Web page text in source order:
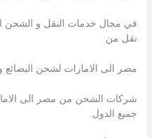
في مجال خدمات النقل و
نقل من
مصر الى الامارات لشحن
شركات الشحن من مصر الى
جميع الدول.